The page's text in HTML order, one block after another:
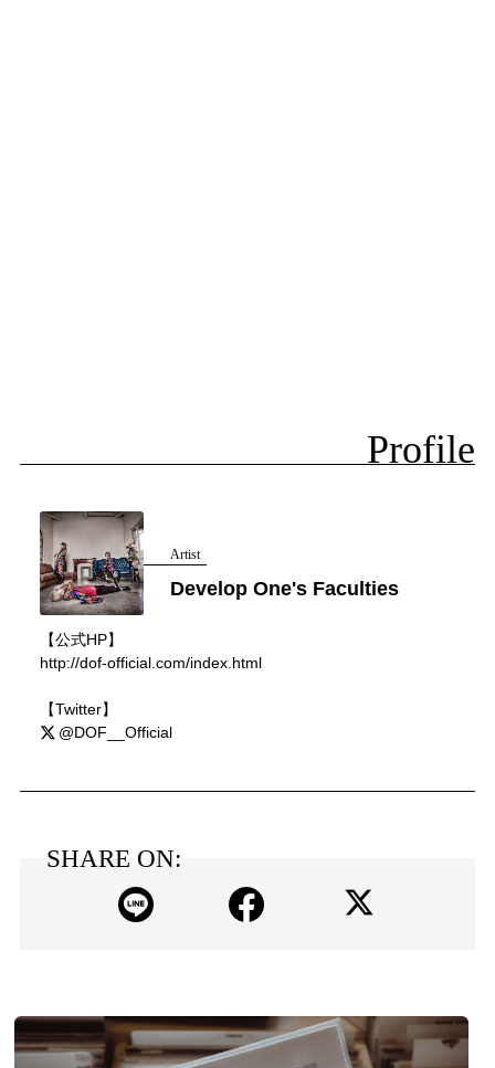
Profile
Artist
Develop One's Faculties
【公式HP】
http://dof-official.com/index.html
【Twitter】
@DOF__Official
SHARE ON: